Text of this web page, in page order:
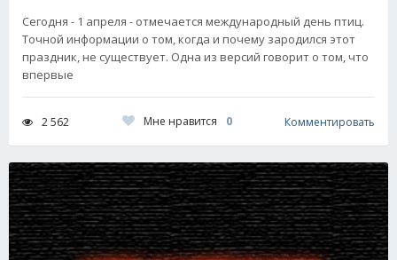
Сегодня - 1 апреля - отмечается международный день птиц.
Точной информации о том, когда и почему зародился этот
праздник, не существует. Одна из версий говорит о том, что
впервые
2 562 Мне нравится 0 Комментировать